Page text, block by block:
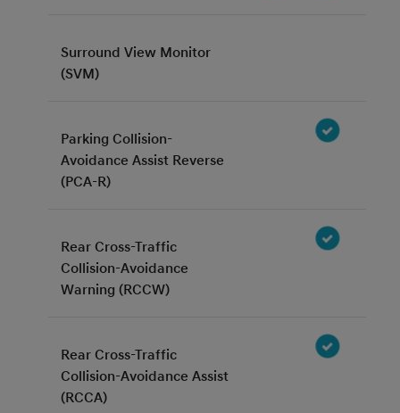
Surround View Monitor
(SVM)
Parking Collision-
Avoidance Assist Reverse
(PCA-R)
Rear Cross-Traffic
Collision-Avoidance
Warning (RCCW)
Rear Cross-Traffic
Collision-Avoidance Assist
(RCCA)